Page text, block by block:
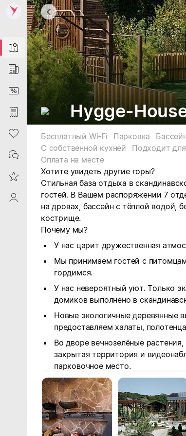
Map
News
DiscountCard
Purchases
Heart
Contacts
Reviews
ProfileSaby
Hygge-
Бесплатный Wi-Fi Парковка
С собственной кухней
Подходит
Оплата на месте
Хотите увидеть другие горы?
Стильная база отдыха в
гостей. В Вашем распоряжении 7
на дровах, бассейн с тёплой водой,
кострище.
Почему мы?
У нас царит дружественная
Мы принимаем гостей с
гордимся.
У нас невероятный уют. Только
домиков выполнено в
Новые экологичные деревянные
предоставляем халаты,
Во дворе вечнозелёные
закрытая территория и
парковочное место.